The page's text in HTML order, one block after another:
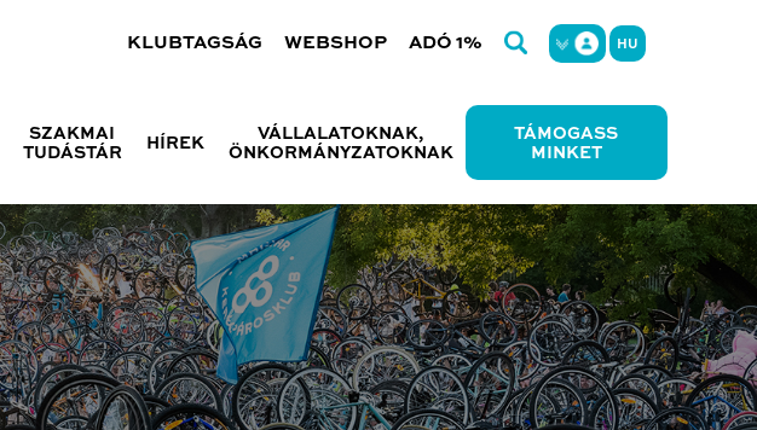
KLUBTAGSÁG WEBSHOP ADÓ 1% HU
SZAKMAI
TUDÁSTÁR
HÍREK
VÁLLALATOKNAK,
ÖNKORMÁNYZATOKNAK
TÁMOGASS
MINKET